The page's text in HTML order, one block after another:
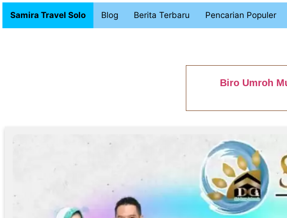
Samira Travel Solo Blog Berita Terbaru Pencarian Populer
Biro Umroh